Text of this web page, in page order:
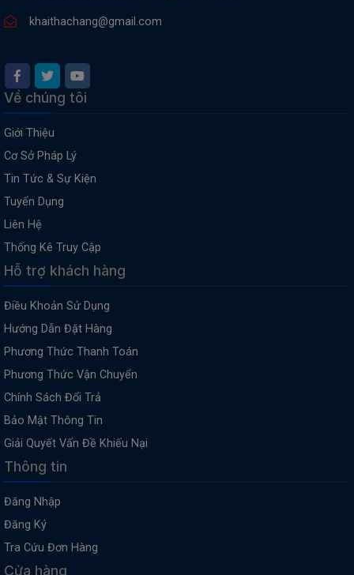
khaithachang@gmail.com
Về chúng tôi
Giới Thiệu
Cơ Sở Pháp Lý
Tin Tức & Sự Kiện
Tuyển Dụng
Liên Hệ
Thống Kê Truy Cập
Hỗ trợ khách hàng
Điều Khoản Sử Dụng
Hướng Dẫn Đặt Hàng
Phương Thức Thanh Toán
Phương Thức Vận Chuyển
Chính Sách Đổi Trả
Bảo Mật Thông Tin
Giải Quyết Vấn Đề Khiếu Nại
Thông tin
Đăng Nhập
Đăng Ký
Tra Cứu Đơn Hàng
Cửa hàng